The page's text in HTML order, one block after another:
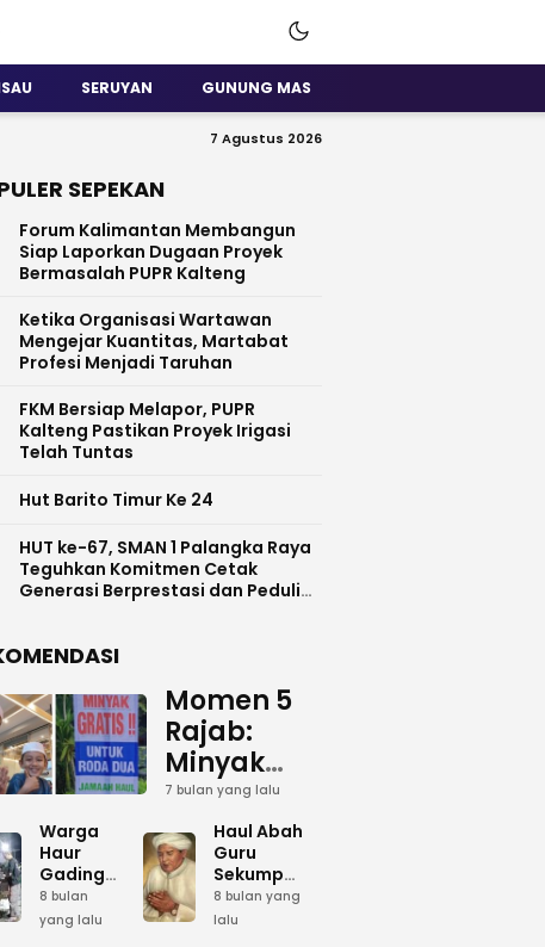
SERUYAN GUNUNG MAS
7 Agustus 2026
SEPEKAN
Forum Kalimantan Membangun
Siap Laporkan Dugaan Proyek
Bermasalah PUPR Kalteng
Ketika Organisasi Wartawan
Mengejar Kuantitas, Martabat
Profesi Menjadi Taruhan
FKM Bersiap Melapor, PUPR
Kalteng Pastikan Proyek Irigasi
Telah Tuntas
Hut Barito Timur Ke 24
HUT ke-67, SMAN 1 Palangka Raya
Teguhkan Komitmen Cetak
Generasi Berprestasi dan Peduli
Momen 5
Rajab:
Minyak
Gratis
dan Cinta
yang
Terus
Mengalir
7 bulan yang lalu
Warga
Haur
Gading
Siapkan
Bumbu
8 bulan
yang lalu
Haul Abah
Guru
Sekumpul:
Ketika
Lautan
8 bulan yang
lalu